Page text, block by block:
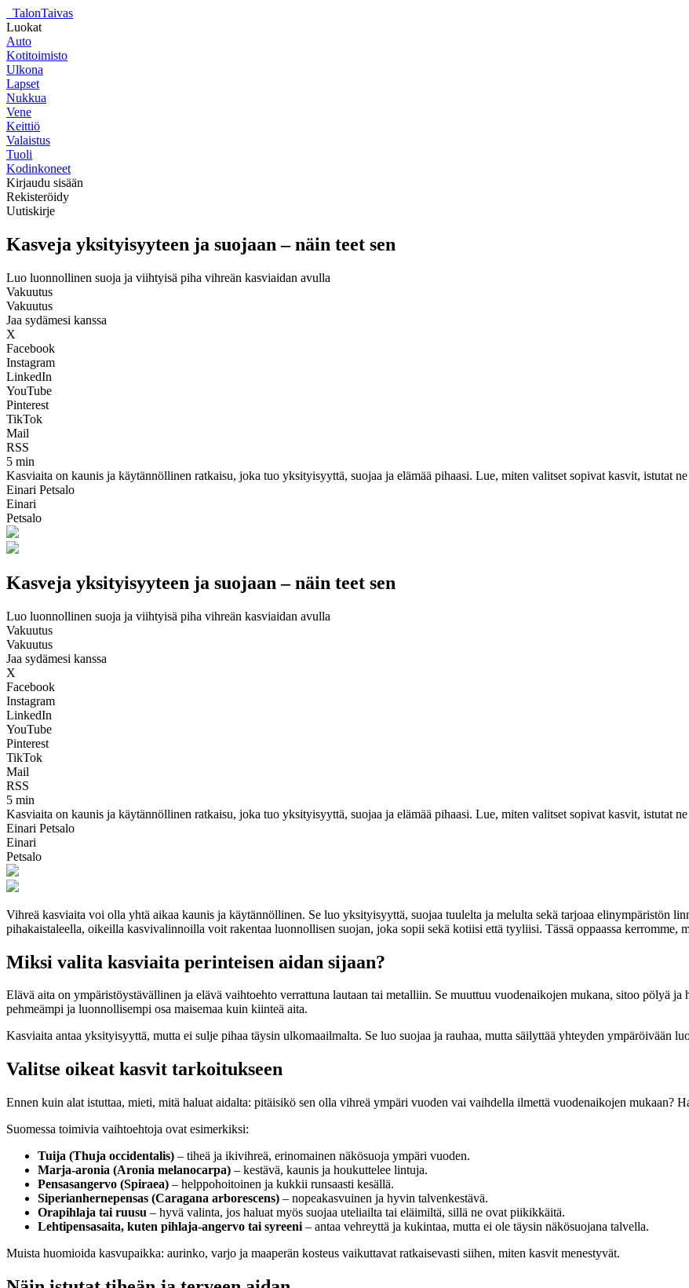
TalonTaivas
Luokat
Auto
Kotitoimisto
Ulkona
Lapset
Nukkua
Vene
Keittiö
Valaistus
Tuoli
Kodinkoneet
Kirjaudu sisään
Rekisteröidy
Uutiskirje
Kasveja yksityisyyteen ja suojaan – näin teet sen
Luo luonnollinen suoja ja viihtyisä piha vihreän kasviaidan avulla
Vakuutus
Vakuutus
Jaa sydämesi kanssa
X
Facebook
Instagram
LinkedIn
YouTube
Pinterest
TikTok
Mail
RSS
5 min
Kasviaita on kaunis ja käytännöllinen ratkaisu, joka tuo yksityisyyttä, suojaa ja elämää pihaasi. Lue, miten valitset sopivat kasvit, istutat
Einari Petsalo
Einari
Petsalo
Kasveja yksityisyyteen ja suojaan – näin teet sen
Luo luonnollinen suoja ja viihtyisä piha vihreän kasviaidan avulla
Vakuutus
Vakuutus
Jaa sydämesi kanssa
X
Facebook
Instagram
LinkedIn
YouTube
Pinterest
TikTok
Mail
RSS
5 min
Kasviaita on kaunis ja käytännöllinen ratkaisu, joka tuo yksityisyyttä, suojaa ja elämää pihaasi. Lue, miten valitset sopivat kasvit, istutat
Einari Petsalo
Einari
Petsalo
Vihreä kasviaita voi olla yhtä aikaa kaunis ja käytännöllinen. Se luo yksityisyyttä, suojaa tuulelta ja melulta sekä tarjoaa elinympäristön
pihakaistaleella, oikeilla kasvivalinnoilla voit rakentaa luonnollisen suojan, joka sopii sekä kotiisi että tyyliisi. Tässä oppaassa
Miksi valita kasviaita perinteisen aidan sijaan?
Elävä aita on ympäristöystävällinen ja elävä vaihtoehto verrattuna lautaan tai metalliin. Se muuttuu vuodenaikojen mukana, sitoo pölyä
pehmeämpi ja luonnollisempi osa maisemaa kuin kiinteä aita.
Kasviaita antaa yksityisyyttä, mutta ei sulje pihaa täysin ulkomaailmalta. Se luo suojaa ja rauhaa, mutta säilyttää yhteyden ympäröivään
Valitse oikeat kasvit tarkoitukseen
Ennen kuin alat istuttaa, mieti, mitä haluat aidalta: pitäisikö sen olla vihreä ympäri vuoden vai vaihdella ilmettä vuodenaikojen mukaan?
Suomessa toimivia vaihtoehtoja ovat esimerkiksi:
Tuija (Thuja occidentalis) – tiheä ja ikivihreä, erinomainen näkösuoja ympäri vuoden.
Marja-aronia (Aronia melanocarpa) – kestävä, kaunis ja houkuttelee lintuja.
Pensasangervo (Spiraea) – helppohoitoinen ja kukkii runsaasti kesällä.
Siperianhernepensas (Caragana arborescens) – nopeakasvuinen ja hyvin talvenkestävä.
Orapihlaja tai ruusu – hyvä valinta, jos haluat myös suojaa uteliailta tai eläimiltä, sillä ne ovat piikikkäitä.
Lehtipensasaita, kuten pihlaja-angervo tai syreeni – antaa vehreyttä ja kukintaa, mutta ei ole täysin näkösuojana talvella.
Muista huomioida kasvupaikka: aurinko, varjo ja maaperän kosteus vaikuttavat ratkaisevasti siihen, miten kasvit menestyvät.